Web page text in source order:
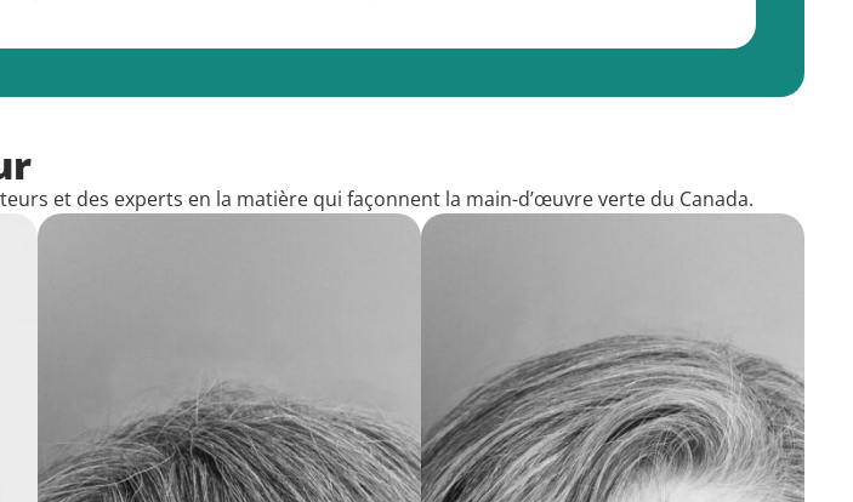
et des experts en la matière qui façonnent la main-d’œuvre verte du Canada.